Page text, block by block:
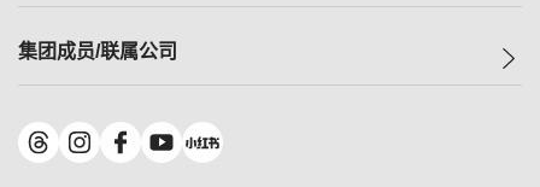
独家楼盘
租房
按揭计算机
负担能力计算机
转按计算机
缴款方式
历史成交
小区成交排行榜
地区百科
小区专页
美联精英会
集团成员/联属公司
美联物业
鋑联控股*